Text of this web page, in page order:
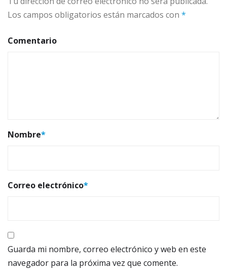
Los campos obligatorios están marcados con *
Comentario
Nombre*
Correo electrónico*
Guarda mi nombre, correo electrónico y web en este
navegador para la próxima vez que comente.